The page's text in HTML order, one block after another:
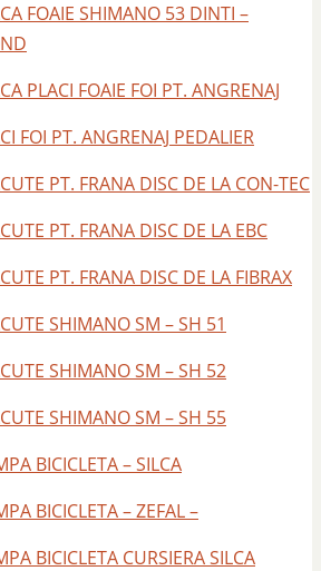
FOAIE SHIMANO 53 DINTI –
PLACI FOAIE FOI PT. ANGRENAJ
FOI PT. ANGRENAJ PEDALIER
PT. FRANA DISC DE LA CON-TEC
PT. FRANA DISC DE LA EBC
PT. FRANA DISC DE LA FIBRAX
SHIMANO SM – SH 51
SHIMANO SM – SH 52
SHIMANO SM – SH 55
BICICLETA – SILCA
BICICLETA – ZEFAL –
BICICLETA CURSIERA SILCA